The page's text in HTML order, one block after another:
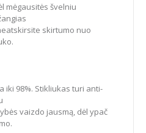
mėgausitės švelniu
skirtumo nuo
iki 98%. Stikliukas turi anti-
vaizdo jausmą, dėl ypač